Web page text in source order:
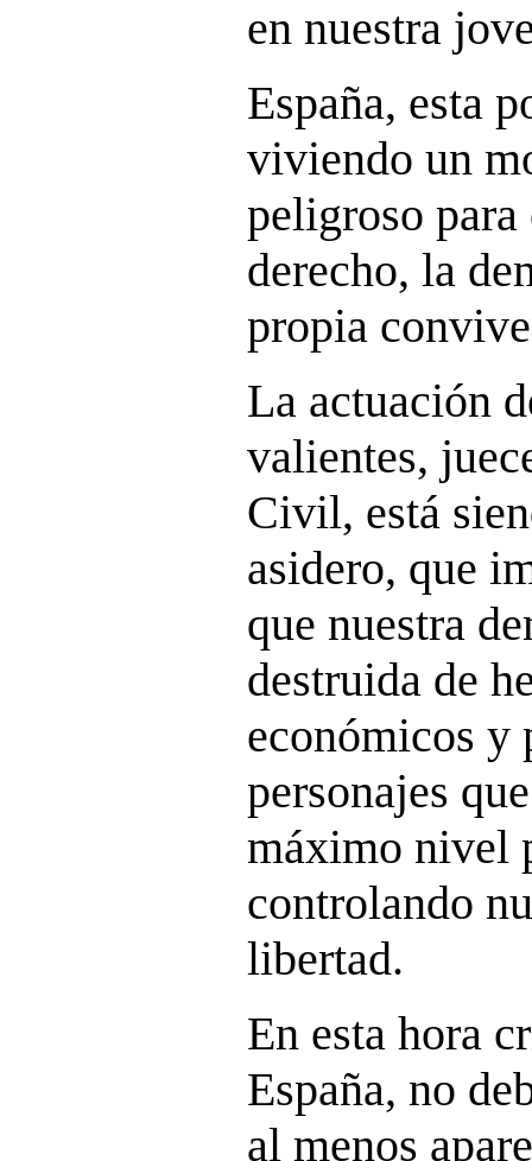
en nuestra
España, esta
viviendo un
peligroso para
derecho, la
propia
La actuación
valientes,
Civil, está
asidero, que
que nuestra
destruida de
económicos y
personajes
máximo nivel
controlando
libertad.
En esta hora
España, no
al menos